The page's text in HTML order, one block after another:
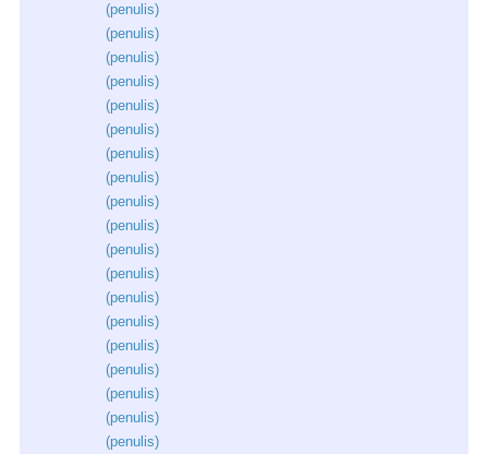
(penulis)
(penulis)
(penulis)
(penulis)
(penulis)
(penulis)
(penulis)
(penulis)
(penulis)
(penulis)
(penulis)
(penulis)
(penulis)
(penulis)
(penulis)
(penulis)
(penulis)
(penulis)
(penulis)